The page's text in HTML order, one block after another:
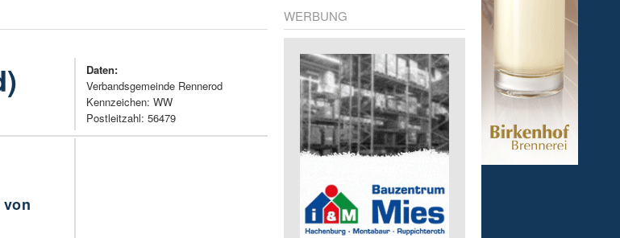
Daten:
Verbandsgemeinde Rennerod
Kennzeichen: WW
Postleitzahl: 56479
WERBUNG